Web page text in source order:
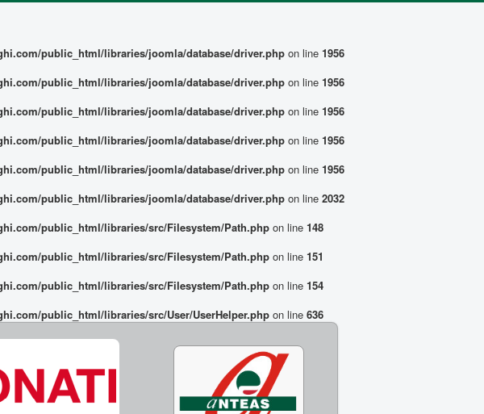
public_html/libraries/joomla/database/driver.php on line 1956
public_html/libraries/joomla/database/driver.php on line 1956
public_html/libraries/joomla/database/driver.php on line 1956
public_html/libraries/joomla/database/driver.php on line 1956
public_html/libraries/joomla/database/driver.php on line 1956
public_html/libraries/joomla/database/driver.php on line 2032
public_html/libraries/src/Filesystem/Path.php on line 148
public_html/libraries/src/Filesystem/Path.php on line 151
public_html/libraries/src/Filesystem/Path.php on line 154
public_html/libraries/src/User/UserHelper.php on line 636